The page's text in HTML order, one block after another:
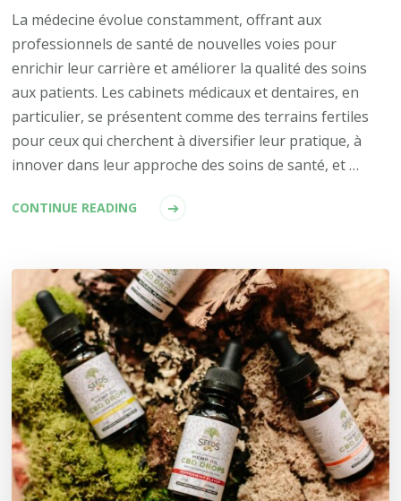
La médecine évolue constamment, offrant aux
professionnels de santé de nouvelles voies pour
enrichir leur carrière et améliorer la qualité des soins
aux patients. Les cabinets médicaux et dentaires, en
particulier, se présentent comme des terrains fertiles
pour ceux qui cherchent à diversifier leur pratique, à
innover dans leur approche des soins de santé, et …
CONTINUE READING